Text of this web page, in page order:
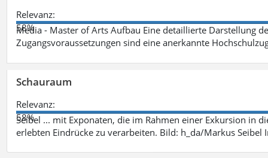
Relevanz:
58%
Media - Master of Arts Aufbau Eine detaillierte Darstellung
Zugangsvoraussetzungen sind eine anerkannte
Schauraum
Relevanz:
58%
Seibel ... mit Exponaten, die im Rahmen einer Exkursion in
erlebten Eindrücke zu verarbeiten. Bild: h_da/Markus Seibel